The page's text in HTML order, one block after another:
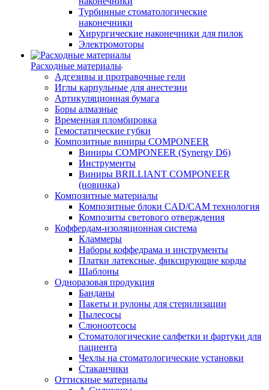
Турбинные стоматологические
наконечники
Хирургические наконечники для пилок
Электромоторы
Расходные материалы
Адгезивы и протравочные гели
Иглы карпульные для анестезии
Артикуляционная бумага
Боры алмазные
Временная пломбировка
Гемостатические губки
Композитные виниры COMPONEER
Виниры COMPONEER (Synergy D6)
Инструменты
Виниры BRILLIANT COMPONEER
(новинка)
Композитные материалы
Композитные блоки CAD/СAM технология
Композиты светового отверждения
Коффердам-изоляционная система
Кламмеры
Наборы коффедрама и инструменты
Платки латексные, фиксирующие корды
Шаблоны
Одноразовая продукция
Банданы
Пакеты и рулоны для стерилизации
Пылесосы
Слюноотсосы
Стоматологические салфетки и фартуки для
пациента
Чехлы на стоматологические установки
Стаканчики
Оттискные материалы